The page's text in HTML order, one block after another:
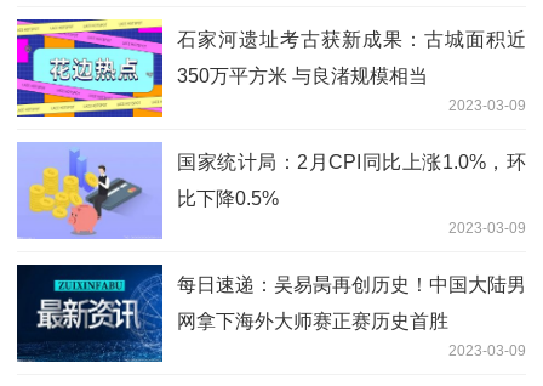
石家河遗址考古获新成果：古城面积近
350万平方米 与良渚规模相当
2023-03-09
国家统计局：2月CPI同比上涨1.0%，环
比下降0.5%
2023-03-09
每日速递：吴易昺再创历史！中国大陆男
网拿下海外大师赛正赛历史首胜
2023-03-09